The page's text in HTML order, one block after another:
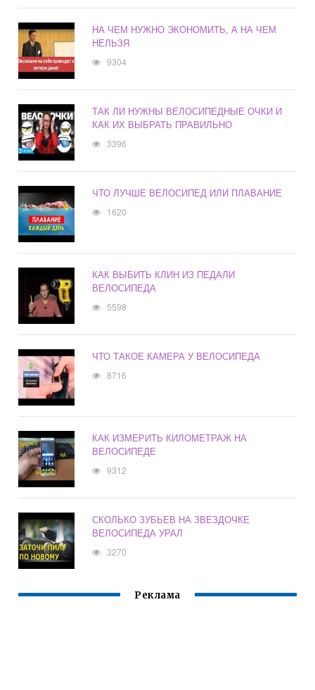
НА ЧЕМ НУЖНО ЭКОНОМИТЬ, А НА ЧЕМ
НЕЛЬЗЯ
9304
ТАК ЛИ НУЖНЫ ВЕЛОСИПЕДНЫЕ ОЧКИ И
КАК ИХ ВЫБРАТЬ ПРАВИЛЬНО
3396
ЧТО ЛУЧШЕ ВЕЛОСИПЕД ИЛИ ПЛАВАНИЕ
1620
КАК ВЫБИТЬ КЛИН ИЗ ПЕДАЛИ
ВЕЛОСИПЕДА
5598
ЧТО ТАКОЕ КАМЕРА У ВЕЛОСИПЕДА
8716
КАК ИЗМЕРИТЬ КИЛОМЕТРАЖ НА
ВЕЛОСИПЕДЕ
9312
СКОЛЬКО ЗУБЬЕВ НА ЗВЕЗДОЧКЕ
ВЕЛОСИПЕДА УРАЛ
3270
Реклама